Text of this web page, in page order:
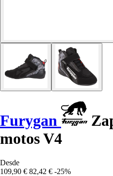
Furygan
motos V4
Desde
109,90 € 82,42 € -25%